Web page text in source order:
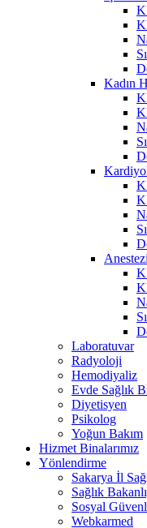
Kadın
Laboratuvar
Radyoloji
Hemodiyaliz
Evde Sağlık
Diyetisyen
Psikolog
Yoğun Bakım
Hizmet Binalarımız
Yönlendirme
Sakarya İl
Sağlık
Sosyal
Webkarmed